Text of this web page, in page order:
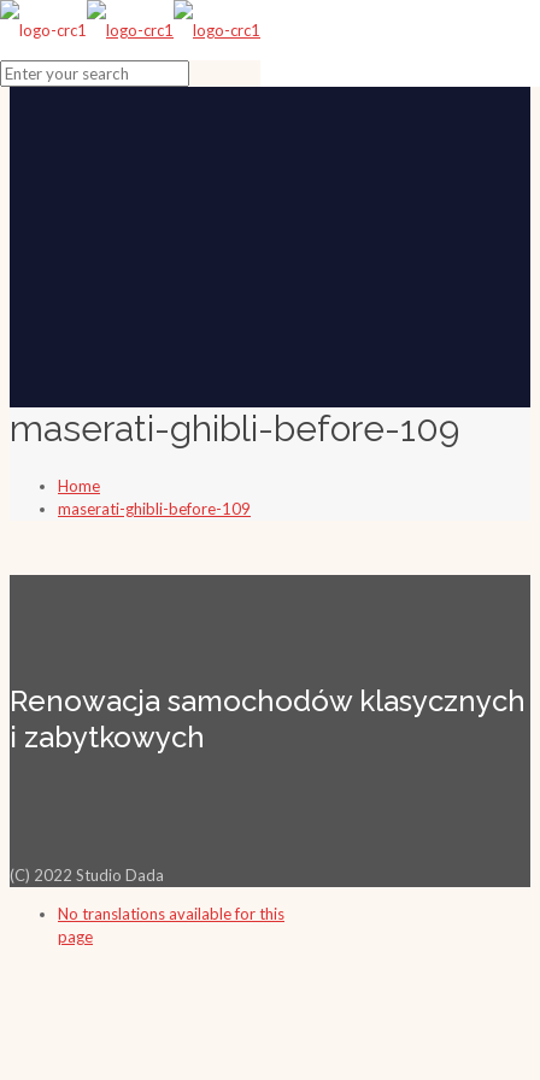
maserati-ghibli-before-109
Home
maserati-ghibli-before-109
Renowacja samochodów klasycznych
i zabytkowych
(C) 2022 Studio Dada
No translations available for this
page